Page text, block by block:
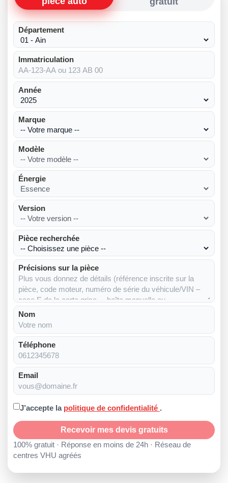
Département
Immatriculation
Année
Marque
Modèle
Énergie
Version
Pièce recherchée
Précisions sur la pièce
Nom
Téléphone
Email
J’accepte la politique de confidentialité .
Recevoir mes devis gratuits
100% gratuit · Réponse en moins de 24h · Réseau de
centres VHU agréés